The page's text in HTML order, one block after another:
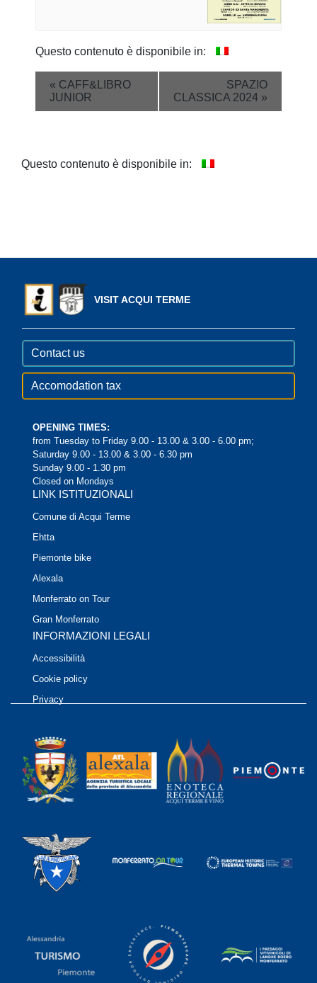
Questo contenuto è disponibile in:
Event
Navigation
« CAFF&LIBRO
JUNIOR
SPAZIO
CLASSICA 2024 »
Questo contenuto è disponibile in:
VISIT ACQUI TERME
Contact us
Accomodation tax
OPENING TIMES:
from Tuesday to Friday 9.00 - 13.00 & 3.00 - 6.00 pm;
Saturday 9.00 - 13.00 & 3.00 - 6.30 pm
Sunday 9.00 - 1.30 pm
Closed on Mondays
LINK ISTITUZIONALI
Comune di Acqui Terme
Ehtta
Piemonte bike
Alexala
Monferrato on Tour
Gran Monferrato
INFORMAZIONI LEGALI
Accessibilità
Cookie policy
Privacy